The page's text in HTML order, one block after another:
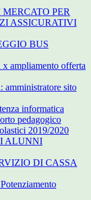
PER
ASSICURATIVI
BUS
ampliamento offerta
amministratore sito
informatica
pedagogico
2019/2020
ALUNNI
DI CASSA